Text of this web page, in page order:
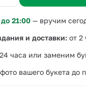
21:00 — вручим
и доставки: от 2
часа или заменим
вашего букета до